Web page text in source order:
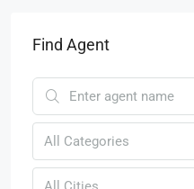
Find Agent
All Categories